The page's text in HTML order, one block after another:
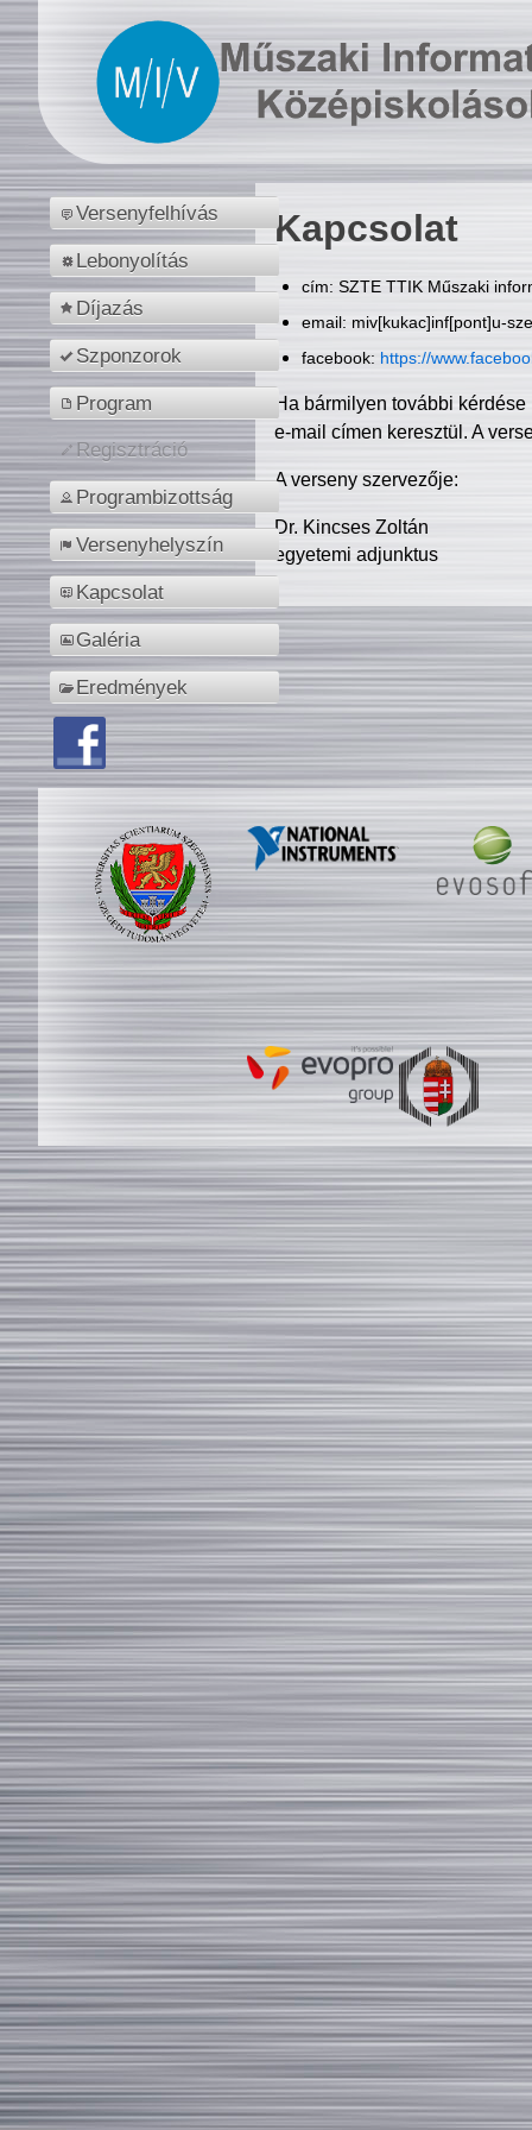
Versenyfelhívás
Lebonyolítás
Díjazás
Szponzorok
Program
Regisztráció
Programbizottság
Versenyhelyszín
Kapcsolat
Galéria
Eredmények
Kapcsolat
cím: SZTE TTIK Műszaki
email: miv[kukac]inf[pont]u-
facebook: https://
Ha bármilyen további
e-mail címen keresztül. A
A verseny szervezője:
Dr. Kincses Zoltán
egyetemi adjunktus